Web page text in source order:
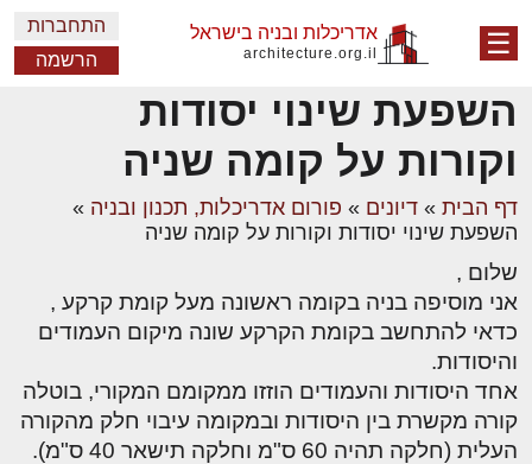
☰ אדריכלות ובניה בישראל
architecture.org.il
התחברות
הרשמה
השפעת שינוי יסודות
וקורות על קומה שניה
דף הבית » דיונים » פורום אדריכלות, תכנון ובניה »
השפעת שינוי יסודות וקורות על קומה שניה
שלום ,
אני מוסיפה בניה בקומה ראשונה מעל קומת קרקע ,
כדאי להתחשב בקומת הקרקע שונה מיקום העמודים
והיסודות.
אחד היסודות והעמודים הוזזו ממקומם המקורי, בוטלה
קורה מקשרת בין היסודות ובמקומה עיבוי חלק מהקורה
העלית (חלקה תהיה 60 ס"מ וחלקה תישאר 40 ס"מ).